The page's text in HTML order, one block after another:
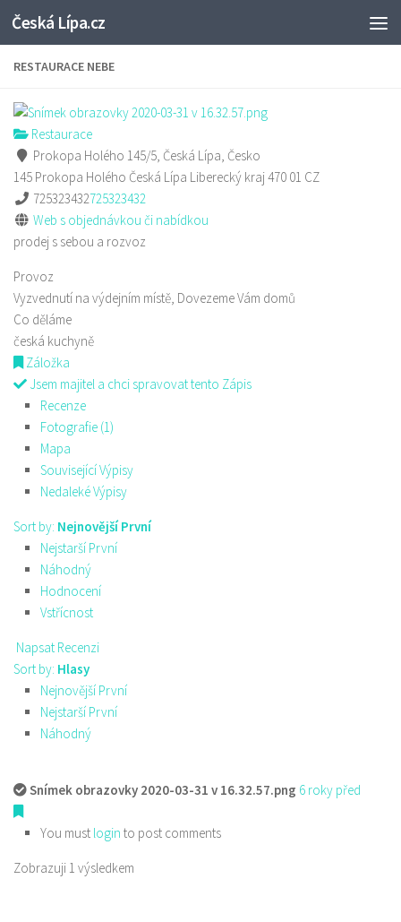
Skip to content
Česká Lípa.cz
RESTAURACE NEBE
Restaurace
Prokopa Holého 145/5, Česká Lípa, Česko
145 Prokopa Holého Česká Lípa Liberecký kraj470 01 CZ
725323432725323432
Web s objednávkou či nabídkou
prodej s sebou a rozvoz
Provoz
Vyzvednutí na výdejním místě, Dovezeme Vám domů
Co děláme
česká kuchyně
Záložka
Jsem majitel a chci spravovat tento Zápis
Recenze
Fotografie (1)
Mapa
Související Výpisy
Nedaleké Výpisy
Sort by: Nejnovější První
Nejstarší První
Náhodný
Hodnocení
Vstřícnost
Napsat Recenzi
Sort by: Hlasy
Nejnovější První
Nejstarší První
Náhodný
Snímek obrazovky 2020-03-31 v 16.32.57.png 6 roky před
You must login to post comments
Zobrazuji 1 výsledkem